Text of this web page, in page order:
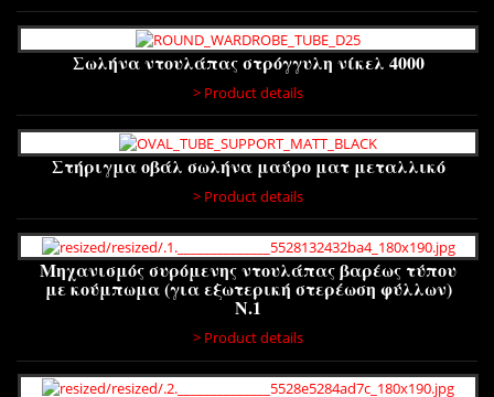
Σωλήνα ντουλάπας στρόγγυλη νίκελ 4000
> Product details
Στήριγμα οβάλ σωλήνα μαύρο ματ μεταλλικό
> Product details
Μηχανισμός συρόμενης ντουλάπας βαρέως τύπου
με κούμπωμα (για εξωτερική στερέωση φύλλων)
N.1
> Product details